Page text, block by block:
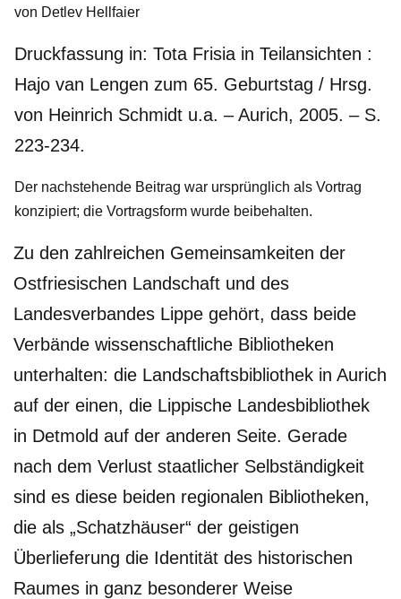
von Detlev Hellfaier
Druckfassung in: Tota Frisia in Teilansichten :
Hajo van Lengen zum 65. Geburtstag / Hrsg.
von Heinrich Schmidt u.a. – Aurich, 2005. – S.
223-234.
Der nachstehende Beitrag war ursprünglich als Vortrag
konzipiert; die Vortragsform wurde beibehalten.
Zu den zahlreichen Gemeinsamkeiten der
Ostfriesischen Landschaft und des
Landesverbandes Lippe gehört, dass beide
Verbände wissenschaftliche Bibliotheken
unterhalten: die Landschaftsbibliothek in Aurich
auf der einen, die Lippische Landesbibliothek
in Detmold auf der anderen Seite. Gerade
nach dem Verlust staatlicher Selbständigkeit
sind es diese beiden regionalen Bibliotheken,
die als „Schatzhäuser“ der geistigen
Überlieferung die Identität des historischen
Raumes in ganz besonderer Weise